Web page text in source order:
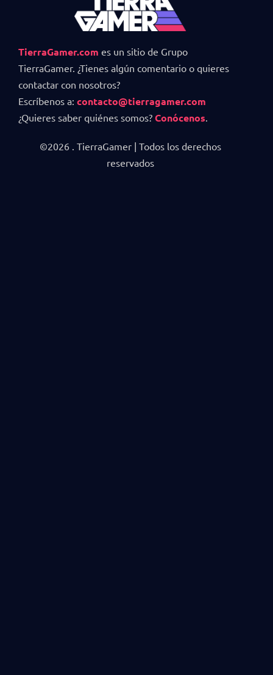
TierraGamer.com es un sitio de Grupo
TierraGamer. ¿Tienes algún comentario o quieres
contactar con nosotros?
Escríbenos a: contacto@tierragamer.com
¿Quieres saber quiénes somos? Conócenos.
©2026 . TierraGamer | Todos los derechos
reservados